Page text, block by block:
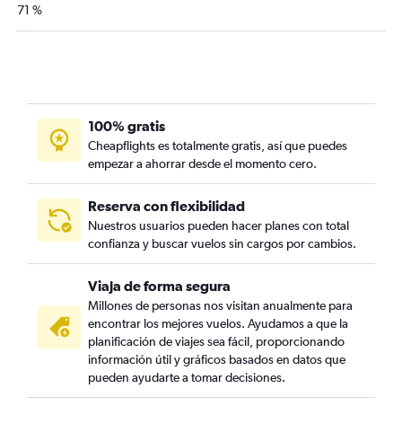
71 %
100% gratis
Cheapflights es totalmente gratis, así que puedes
empezar a ahorrar desde el momento cero.
Reserva con flexibilidad
Nuestros usuarios pueden hacer planes con total
confianza y buscar vuelos sin cargos por cambios.
Viaja de forma segura
Millones de personas nos visitan anualmente para
encontrar los mejores vuelos. Ayudamos a que la
planificación de viajes sea fácil, proporcionando
información útil y gráficos basados en datos que
pueden ayudarte a tomar decisiones.